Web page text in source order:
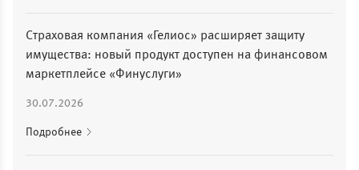
Страховая компания «Гелиос» расширяет защиту
имущества: новый продукт доступен на финансовом
маркетплейсе «Финуслуги»
30.07.2026
Подробнее